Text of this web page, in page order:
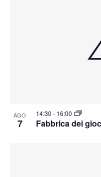
AGO
7 Fabbrica dei
14:30 - 16:00